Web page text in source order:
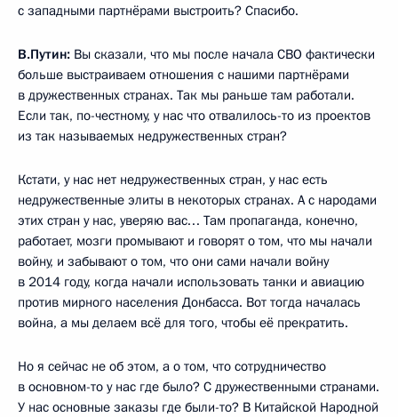
с западными партнёрами выстроить? Спасибо.
В.Путин: Вы сказали, что мы после начала СВО фактически
больше выстраиваем отношения с нашими партнёрами
в дружественных странах. Так мы раньше там работали.
Если так, по-честному, у нас что отвалилось-то из проектов
из так называемых недружественных стран?
Кстати, у нас нет недружественных стран, у нас есть
недружественные элиты в некоторых странах. А с народами
этих стран у нас, уверяю вас… Там пропаганда, конечно,
работает, мозги промывают и говорят о том, что мы начали
войну, и забывают о том, что они сами начали войну
в 2014 году, когда начали использовать танки и авиацию
против мирного населения Донбасса. Вот тогда началась
война, а мы делаем всё для того, чтобы её прекратить.
Но я сейчас не об этом, а о том, что сотрудничество
в основном-то у нас где было? С дружественными странами.
У нас основные заказы где были-то? В Китайской Народной